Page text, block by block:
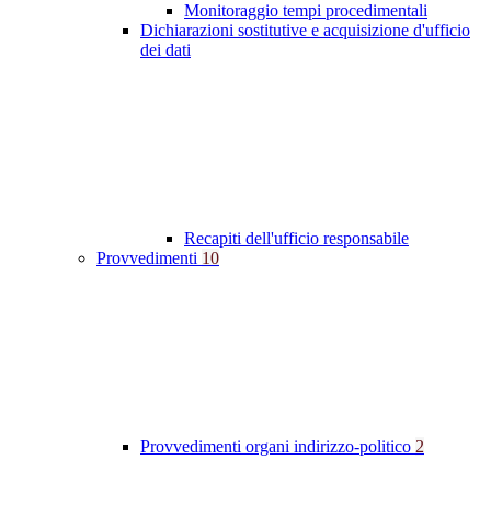
Monitoraggio tempi procedimentali
Dichiarazioni sostitutive e acquisizione d'ufficio
dei dati
Recapiti dell'ufficio responsabile
Provvedimenti 10
Provvedimenti organi indirizzo-politico 2